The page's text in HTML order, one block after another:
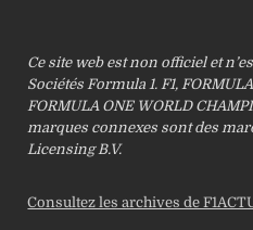
Ce site web est non officiel et
Sociétés Formula 1. F1,
FORMULA ONE WORLD
marques connexes sont des
Licensing B.V.
Consultez les archives de